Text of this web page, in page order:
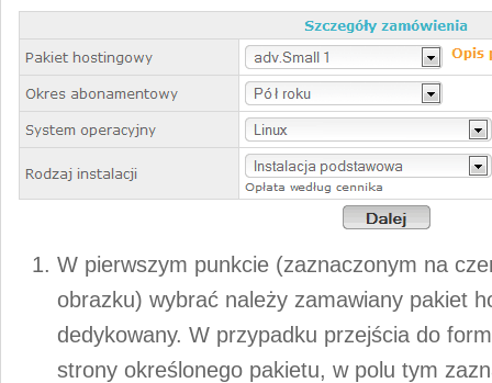
W pierwszym punkcie (zaznaczonym na
obrazku) wybrać należy zamawiany pakiet
dedykowany. W przypadku przejścia do
strony określonego pakietu, w polu tym